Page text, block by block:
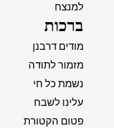
למנצח
ברכות
מודים דרבנן
מזמור לתודה
נשמת כל חי
עלינו לשבח
פטום הקטורת